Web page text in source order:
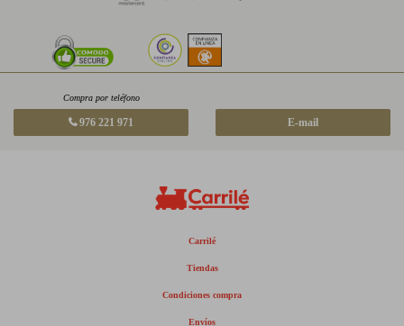
Compra por teléfono
976 221 971 E-mail
Carrilé
Tiendas
Condiciones compra
Envíos